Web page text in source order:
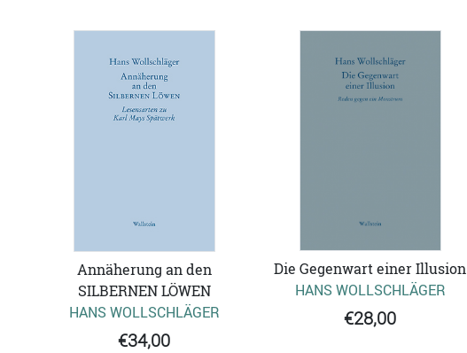
Annäherung an den
SILBERNEN LÖWEN
HANS WOLLSCHLÄGER
€34,00
Die Gegenwart einer Illusion
HANS WOLLSCHLÄGER
€28,00